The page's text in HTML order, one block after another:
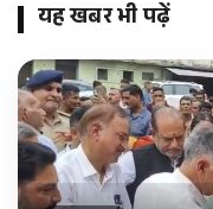
यह खबर भी पढ़ें